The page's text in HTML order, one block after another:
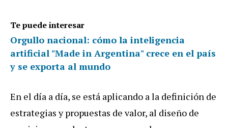
Te puede interesar
Orgullo nacional: cómo la inteligencia
artificial "Made in Argentina" crece en el país
y se exporta al mundo
En el día a día, se está aplicando a la definición de
estrategias y propuestas de valor, al diseño de